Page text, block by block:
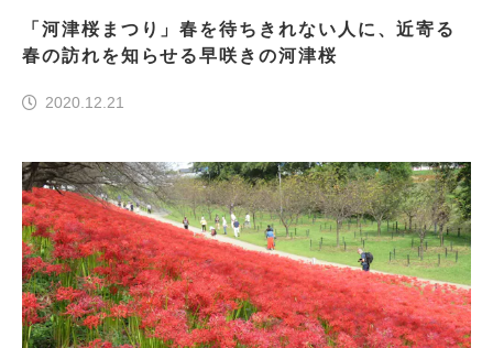
「河津桜まつり」春を待ちきれない人に、近寄る
春の訪れを知らせる早咲きの河津桜
2020.12.21